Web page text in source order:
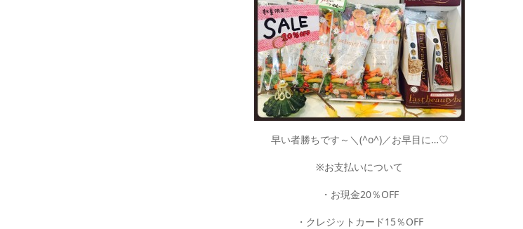
早い者勝ちです～＼(^o^)／お早目に…♡
※お支払いについて
・お現金20％OFF
・クレジットカード15％OFF